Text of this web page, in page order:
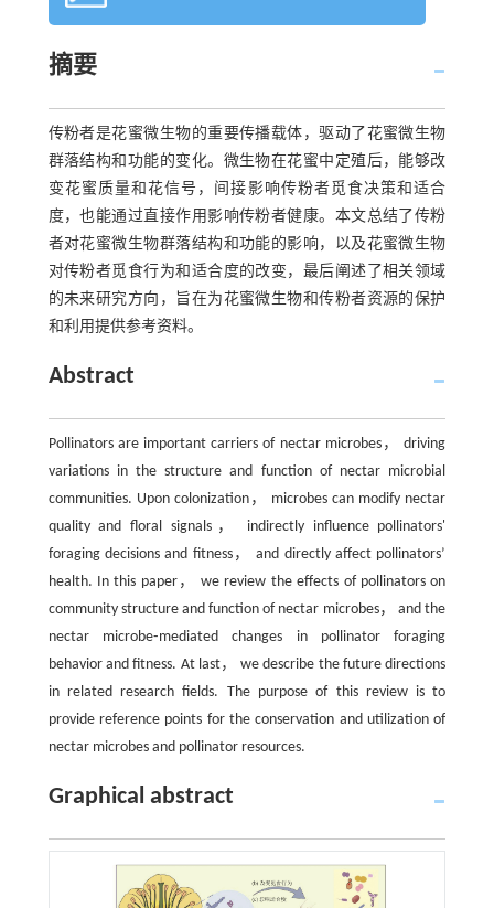
摘要
传粉者是花蜜微生物的重要传播载体，驱动了花蜜微生物
群落结构和功能的变化。微生物在花蜜中定殖后，能够改
变花蜜质量和花信号，间接影响传粉者觅食决策和适合
度，也能通过直接作用影响传粉者健康。本文总结了传粉
者对花蜜微生物群落结构和功能的影响，以及花蜜微生物
对传粉者觅食行为和适合度的改变，最后阐述了相关领域
的未来研究方向，旨在为花蜜微生物和传粉者资源的保护
和利用提供参考资料。
Abstract
Pollinators are important carriers of nectar microbes， driving
variations in the structure and function of nectar microbial
communities. Upon colonization， microbes can modify nectar
quality and floral signals， indirectly influence pollinators'
foraging decisions and fitness， and directly affect pollinators’
health. In this paper， we review the effects of pollinators on
community structure and function of nectar microbes， and the
nectar microbe⁃mediated changes in pollinator foraging
behavior and fitness. At last， we describe the future directions
in related research fields. The purpose of this review is to
provide reference points for the conservation and utilization of
nectar microbes and pollinator resources.
Graphical abstract